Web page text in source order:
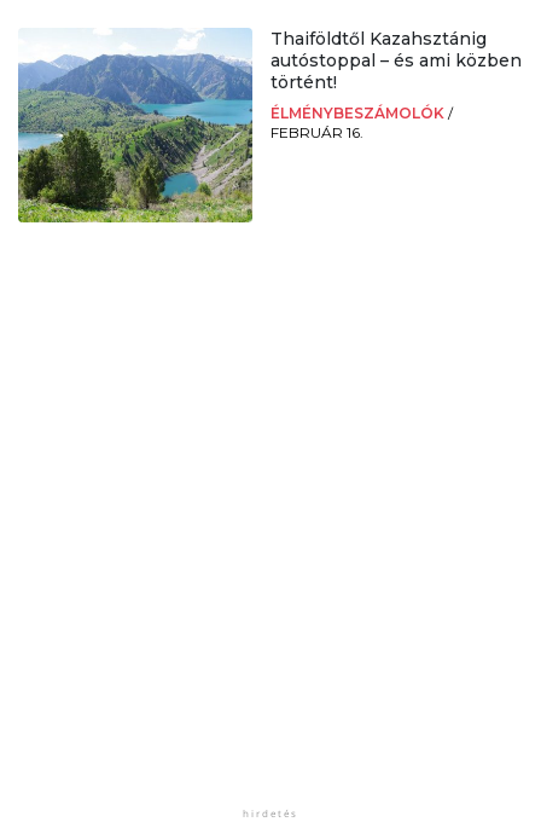
Thaiföldtől Kazahsztánig
autóstoppal – és ami közben
történt!
ÉLMÉNYBESZÁMOLÓK /
FEBRUÁR 16.